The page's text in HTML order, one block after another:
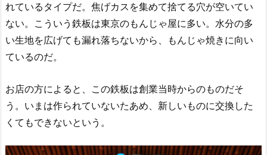
れているタイプだ。焦げカスを集めて捨てる穴が空いてい
ない。こういう鉄板は東京のもんじゃ屋に多い。水分の多
い生地を広げても漏れ落ちないから、もんじゃ焼きに向い
ているのだ。
お店の方によると、この鉄板は創業当時からのものだそ
う。いまは作られていないたあめ、新しいものに交換した
くてもできないという。